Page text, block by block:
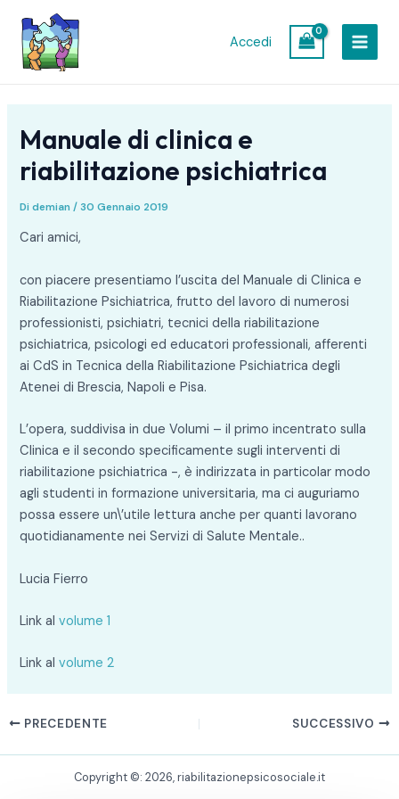
contenuto
Accedi
Manuale di clinica e
riabilitazione psichiatrica
Didemian/30 Gennaio 2019
Cari amici,
con piacere presentiamo l’uscita del Manuale di Clinica e
Riabilitazione Psichiatrica, frutto del lavoro di numerosi
professionisti, psichiatri, tecnici della riabilitazione
psichiatrica, psicologi ed educatori professionali, afferenti
ai CdS in Tecnica della Riabilitazione Psichiatrica degli
Atenei di Brescia, Napoli e Pisa.
L’opera, suddivisa in due Volumi – il primo incentrato sulla
Clinica e il secondo specificamente sugli interventi di
riabilitazione psichiatrica -, è indirizzata in particolar modo
agli studenti in formazione universitaria, ma ci auguriamo
possa essere un\’utile lettura anche per quanti lavorano
quotidianamente nei Servizi di Salute Mentale..
Lucia Fierro
Link alvolume 1
Link alvolume 2
Navigazione
articoli
PRECEDENTE SUCCESSIVO
Copyright ©: 2026, riabilitazionepsicosociale.it